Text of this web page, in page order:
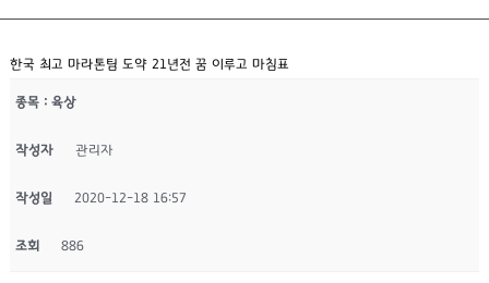
한국 최고 마라톤팀 도약 21년전 꿈 이루고 마침표
종목 : 육상
작성자 관리자
작성일 2020-12-18 16:57
조회 886